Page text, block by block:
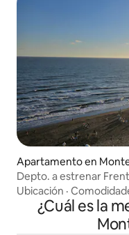
Apartamento en
Depto. a estrenar
Ubicación ·
¿Cuál es la